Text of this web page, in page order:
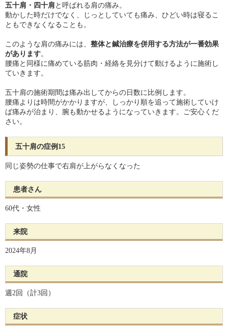
五十肩・四十肩と呼ばれる肩の痛み。
動かした時だけでなく、じっとしていても痛み、ひどい時は寝るこ
ともできなくなることも。
このような肩の痛みには、 整体と鍼治療を併用する方法が一番効果
があります。
腰痛と同様に痛めている筋肉・経絡を見分けて動けるように施術し
ていきます。
五十肩の施術期間は痛み出してからの日数に比例します。
腰痛よりは時間がかかりますが、しっかり順を追って施術していけ
ば痛みが治まり、腕も動かせるようになっていきます。ご安心くだ
さい。
五十肩の症例15
同じ姿勢の仕事で右肩が上がらなくなった
患者さん
60代・女性
来院
2024年8月
通院
週2回（計3回）
症状